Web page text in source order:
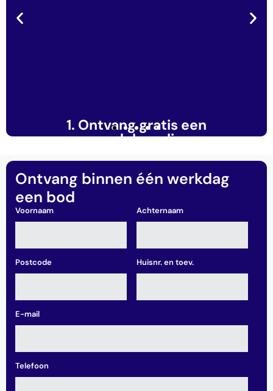
1. Ontvang gratis een
waardebepaling
Op basis van de gegevens over de staat
van onderhoud kan onze taxateur op
afstand een concrete berekening maken.
Na
Ontvang binnen één werkdag
een bod
Voornaam Achternaam
Postcode Huisnr. en toev.
E-mail
Telefoon